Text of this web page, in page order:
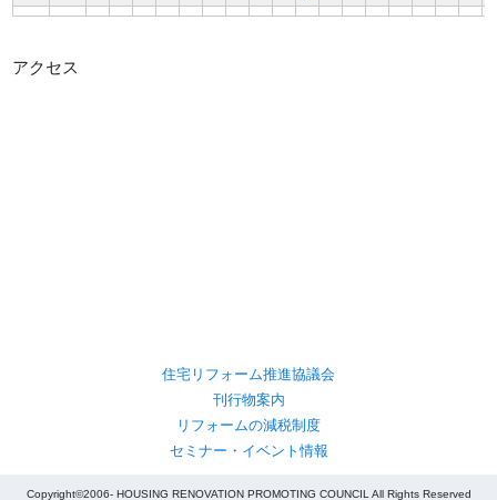
アクセス
住宅リフォーム推進協議会
刊行物案内
リフォームの減税制度
セミナー・イベント情報
Copyright©2006- HOUSING RENOVATION PROMOTING COUNCIL All Rights Reserved